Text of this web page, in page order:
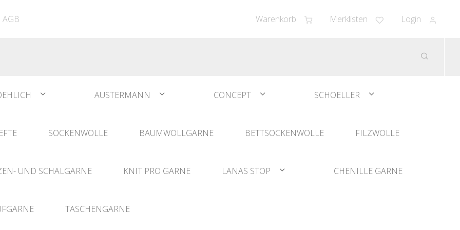
Warenkorb Merklisten Login
AGB
AUSTERMANN CONCEPT SCHOELLER
SOCKENWOLLE BAUMWOLLGARNE BETTSOCKENWOLLE FILZWOLLE
UND SCHALGARNE KNIT PRO GARNE LANAS STOP CHENILLE GARNE
TASCHENGARNE